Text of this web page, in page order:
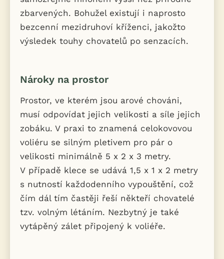
zbarvených. Bohužel existují i naprosto
bezcenní mezidruhoví kříženci, jakožto
výsledek touhy chovatelů po senzacích.
Nároky na prostor
Prostor, ve kterém jsou arové chováni,
musí odpovídat jejich velikosti a síle jejich
zobáku. V praxi to znamená celokovovou
voliéru se silným pletivem pro pár o
velikosti minimálně 5 x 2 x 3 metry.
V případě klece se udává 1,5 x 1 x 2 metry
s nutností každodenního vypouštění, což
čím dál tím častěji řeší někteří chovatelé
tzv. volným létáním. Nezbytný je také
vytápěný zálet připojený k voliéře.